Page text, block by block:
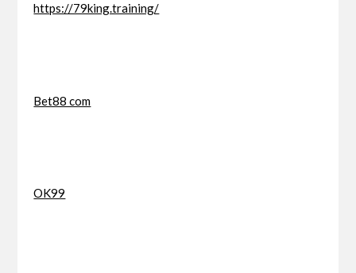
https://79king.training/
Bet88 com
OK99